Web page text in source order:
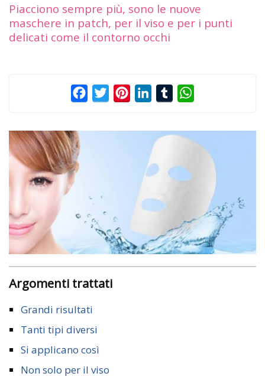
Piacciono sempre più, sono le nuove
maschere in patch, per il viso e per i punti
delicati come il contorno occhi
FacebookTwitterPinterestLinkedInTumblr
Argomenti trattati
Grandi risultati
Tanti tipi diversi
Si applicano così
Non solo per il viso